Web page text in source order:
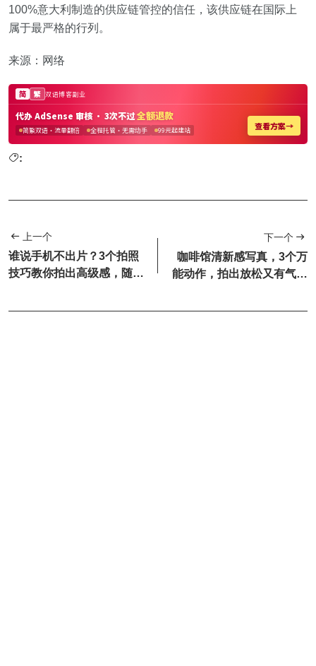
100%意大利制造的供应链管控的信任，该供应链在国际上
属于最严格的行列。
来源：网络
:
上一个
谁说手机不出片？3个拍照
技巧教你拍出高级感，随手
下一个
咖啡馆清新感写真，3个万
能动作，拍出放松又有气质